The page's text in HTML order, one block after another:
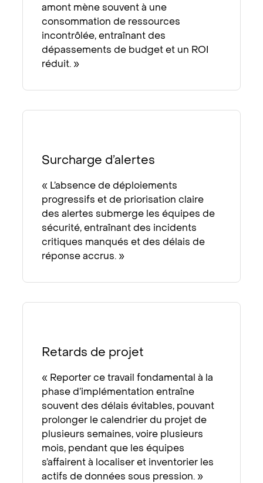
amont mène souvent à une
consommation de ressources
incontrôlée, entraînant des
dépassements de budget et un ROI
réduit. »
Surcharge d’alertes
« L’absence de déploiements
progressifs et de priorisation claire
des alertes submerge les équipes de
sécurité, entraînant des incidents
critiques manqués et des délais de
réponse accrus. »
Retards de projet
« Reporter ce travail fondamental à la
phase d’implémentation entraîne
souvent des délais évitables, pouvant
prolonger le calendrier du projet de
plusieurs semaines, voire plusieurs
mois, pendant que les équipes
s’affairent à localiser et inventorier les
actifs de données sous pression. »